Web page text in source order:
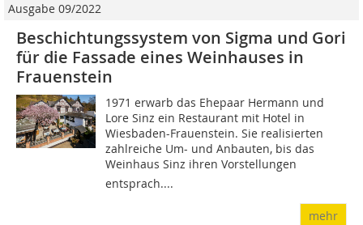
Ausgabe 09/2022
Beschichtungssystem von Sigma und Gori
für die Fassade eines Weinhauses in
Frauenstein
1971 erwarb das Ehepaar Hermann und
Lore Sinz ein Restaurant mit Hotel in
Wiesbaden-Frauenstein. Sie realisierten
zahlreiche Um- und Anbauten, bis das
Weinhaus Sinz ihren Vorstellungen
entsprach....
mehr